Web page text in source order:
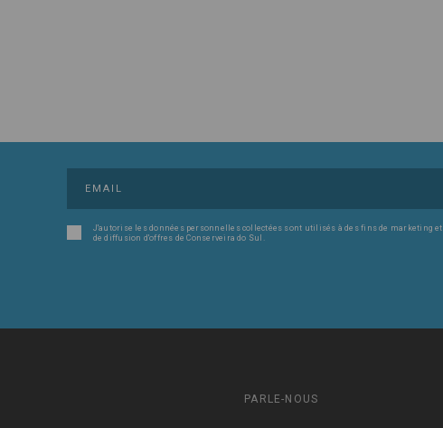
J'autorise les données personnelles collectées sont utilisés à des fins de marketing et
de diffusion d'offres de Conserveira do Sul.
PARLE-NOUS